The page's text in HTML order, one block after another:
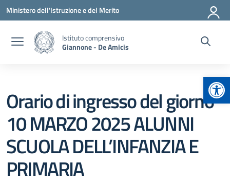
Vai ai contenuti
Vai al menu di navigazione
Vai al footer
Ministero dell'Istruzione e del Merito
Istituto comprensivo
Giannone - De Amicis
Orario di ingresso del giorno
10 MARZO 2025 ALUNNI
SCUOLA DELL’INFANZIA E
PRIMARIA